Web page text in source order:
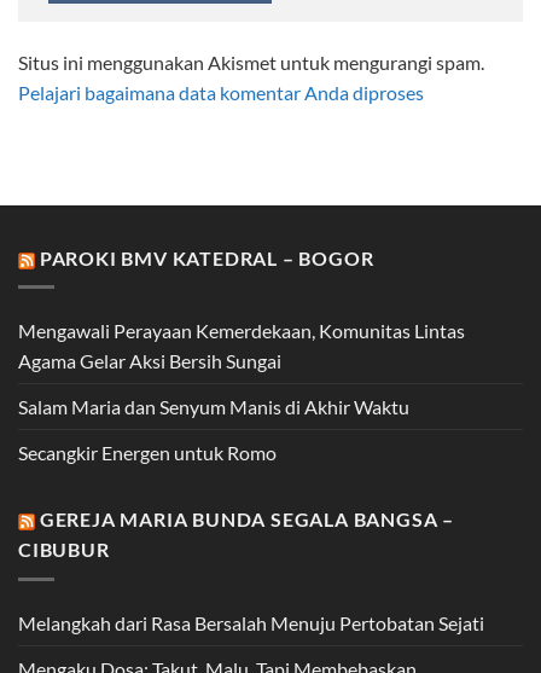
Situs ini menggunakan Akismet untuk mengurangi spam.
Pelajari bagaimana data komentar Anda diproses
PAROKI BMV KATEDRAL – BOGOR
Mengawali Perayaan Kemerdekaan, Komunitas Lintas
Agama Gelar Aksi Bersih Sungai
Salam Maria dan Senyum Manis di Akhir Waktu
Secangkir Energen untuk Romo
GEREJA MARIA BUNDA SEGALA BANGSA –
CIBUBUR
Melangkah dari Rasa Bersalah Menuju Pertobatan Sejati